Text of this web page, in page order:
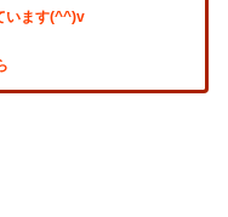
います(^^)v